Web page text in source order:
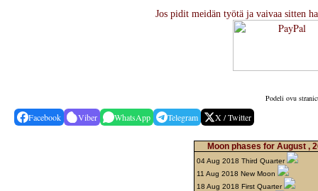
Jos pidit meidän työtä ja vaivaa sitten
Podeli ovu
Facebook Viber WhatsApp Telegram X / Twitter
Moon phases for August ,
04 Aug 2018 Third Quarter
11 Aug 2018 New Moon
18 Aug 2018 First Quarter